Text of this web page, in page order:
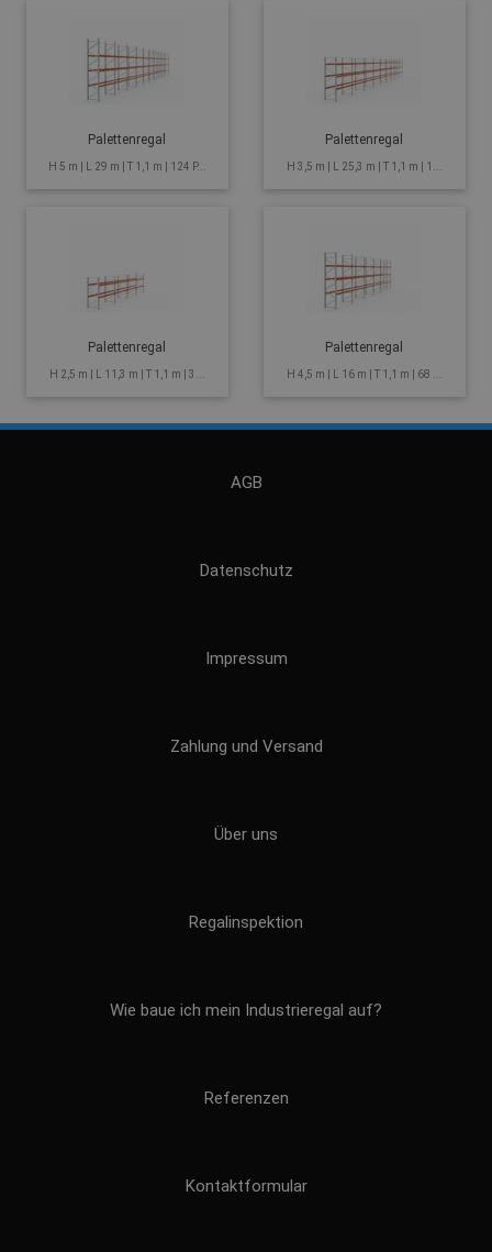
Palettenregal
H 5 m | L 29 m | T 1,1 m | 124 P...
Palettenregal
H 3,5 m | L 25,3 m | T 1,1 m | 1...
Palettenregal
H 2,5 m | L 11,3 m | T 1,1 m | 3...
Palettenregal
H 4,5 m | L 16 m | T 1,1 m | 68 ...
AGB
Datenschutz
Impressum
Zahlung und Versand
Über uns
Regalinspektion
Wie baue ich mein Industrieregal auf?
Referenzen
Kontaktformular